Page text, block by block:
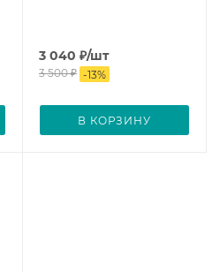
3 040 ₽/шт
3 500₽ -13%
В КОРЗИНУ